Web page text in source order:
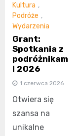
Kultura ,
Podróże ,
Wydarzenia
Grant:
Spotkania z
podróżnikam
i 2026
1 czerwca 2026
Otwiera się
szansa na
unikalne